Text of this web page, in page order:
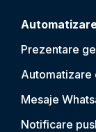
Prezentare
Automatizare
Mesaje
Notificare